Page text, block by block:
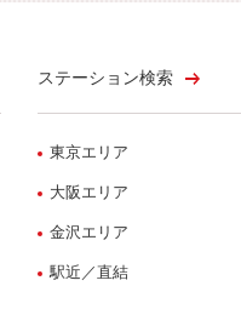
ステーション検索
東京エリア
大阪エリア
金沢エリア
駅近／直結